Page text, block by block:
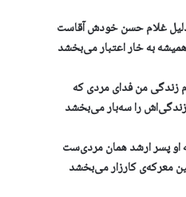
غلام حسن خودش آقاست
به خار اعتبار می‌بخشد
زندگی من فدای مردی که
را سه‌بار می‌بخشد
او پسر ارشد همان مردی‌ست
معرکه‌ی کارزار می‌بخشد